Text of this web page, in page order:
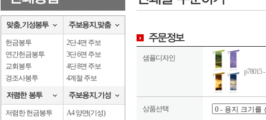
헌금봉투
연간헌금봉투
교회봉투
경조사봉투
저렴한 헌금봉투
2단 4면 주보
3단 6면 주보
4단 8면 주보
4계절 주보
A4 양면(기성)
샘플디자인
p78015
상품선택